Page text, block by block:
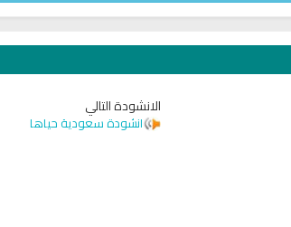
الانشودة التالي
انشودة سعودية حياها